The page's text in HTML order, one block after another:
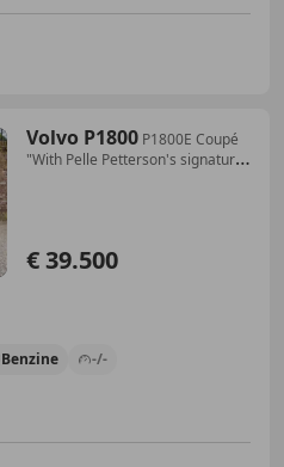
Volvo P1800 P1800E Coupé
"With Pelle Petterson's signature"
€ 39.500
Benzine -/-